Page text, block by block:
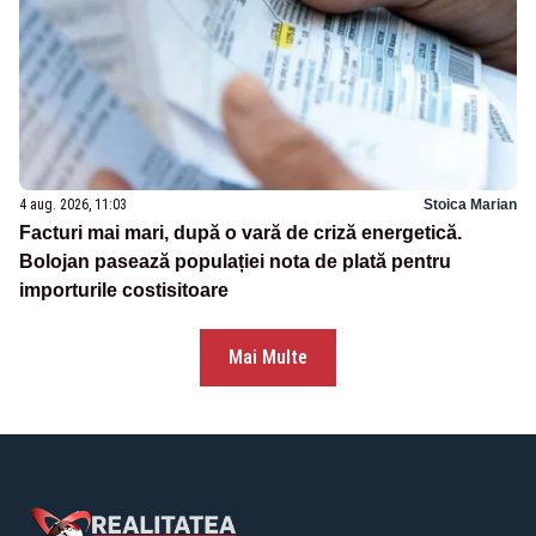
4 aug. 2026, 11:03 Stoica Marian
Facturi mai mari, după o vară de criză energetică.
Bolojan pasează populației nota de plată pentru
importurile costisitoare
Mai Multe